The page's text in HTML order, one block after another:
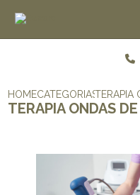
HOMECATEGORIASTERAPIA
TERAPIA ONDAS